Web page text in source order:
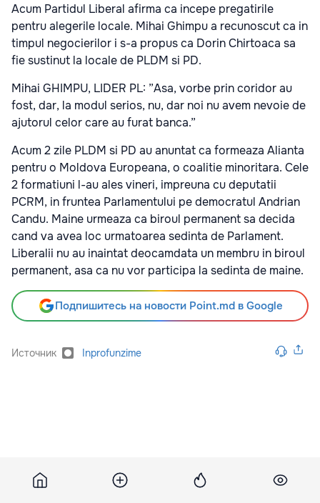
Acum Partidul Liberal afirma ca incepe pregatirile
pentru alegerile locale. Mihai Ghimpu a recunoscut ca in
timpul negocierilor i s-a propus ca Dorin Chirtoaca sa
fie sustinut la locale de PLDM si PD.
Mihai GHIMPU, LIDER PL: ”Asa, vorbe prin coridor au
fost, dar, la modul serios, nu, dar noi nu avem nevoie de
ajutorul celor care au furat banca.”
Acum 2 zile PLDM si PD au anuntat ca formeaza Alianta
pentru o Moldova Europeana, o coalitie minoritara. Cele
2 formatiuni l-au ales vineri, impreuna cu deputatii
PCRM, in fruntea Parlamentului pe democratul Andrian
Candu. Maine urmeaza ca biroul permanent sa decida
cand va avea loc urmatoarea sedinta de Parlament.
Liberalii nu au inaintat deocamdata un membru in biroul
permanent, asa ca nu vor participa la sedinta de maine.
Подпишитесь на новости Point.md в Google
Источник Inprofunzime